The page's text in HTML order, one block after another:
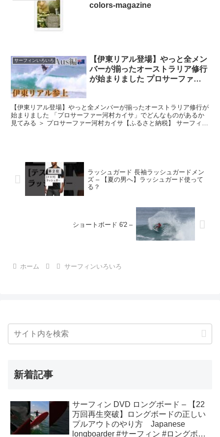
colors-magazine
サーフィンいろいろ
【伊東リアル登場】やっと全メン
バーが揃ったオーストラリア修行
が始まりました プロサーファー
【伊東リアル登場】やっと全メンバーが揃ったオーストラリア修行が
始まりました 「プロサーファー河村カイサ」でどんなものがあるか
見てみる ＞ プロサーファー河村カイサ【ふるさと納税】 サーフィン
ラッシュガード 長袖ラッシュガードメン
ズ – 【夏の男へ】ラッシュガード使って
る？
ショートボード 6'2 –
ホーム サーフィンいろいろ
新着記事
サーフィン DVD ロングボード – 【22
万回再生突破】ロングボードの正しい
プルアウトのやり方 Japanese
longboarder #サーフィン #ロングボー